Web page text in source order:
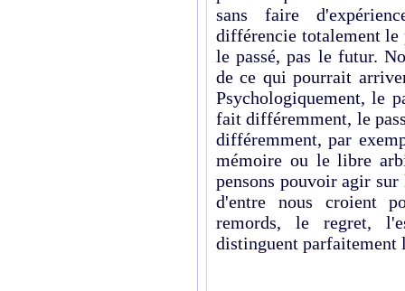
sans faire
différencie totalement le
le passé, pas le futur.
de ce qui pourrait
Psychologiquement, le
fait différemment, le
différemment, par
mémoire ou le libre
pensons pouvoir agir
d'entre nous croient
remords, le regret,
distinguent parfaitement